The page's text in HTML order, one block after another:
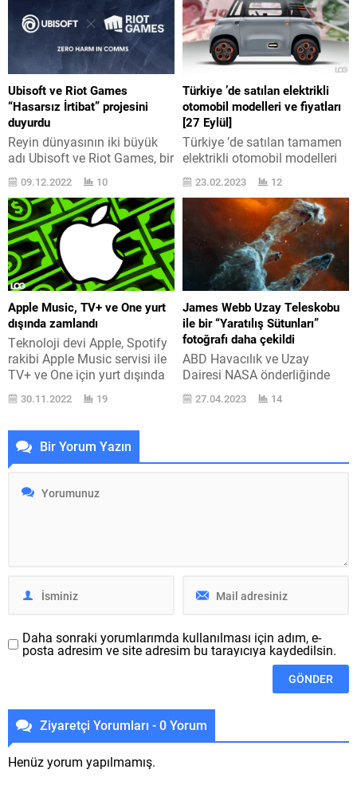
kasım ayında iki yeni ürün
daha karşımıza çıkarmaya
hazırlanıyor rivayeti ile
gündeme geliyordu. Ortaya
atılan o iddialarda kasım
ayında M2 ya da M2 Pro
harekâtçılı yeni...
son yarıyılda uslu telefon
pazarında ehemmiyetli bir
mesele haline gelen, IMEI
balakası değiştirilmiş ya da
başka bir deyişle IMEI ’si
kopyalanmış makinelerle
alakalı olarak yeni tertip...
Ubisoft ve Riot Games
“Hasarsız İrtibat” projesini
duyurdu
Reyin dünyasının iki büyük
adı Ubisoft ve Riot Games, bir
araya gelerek hoş bir adım
attı ve “Hasarsız İrtibat”
projesini duyurdu. Türkiye
pazarına büyük önemseyen
adlar Ubisoft ve Riot Games,
dikkat toplayan “Hasarsız
İrtibat” projeleri hakkında
şunları aktardı: “Çalışma,
reyin içi bilgileri toplayan
sektörler arası paylaşımlı bir
bilgi tabanı ve...
09.12.2022 10
Türkiye ’de satılan elektrikli
otomobil modelleri ve fiyatları
[27 Eylül]
Türkiye ’de satılan tamamen
elektrikli otomobil modelleri
için aktüel fiyatları bir araya
getirdik. 27 Eylül listesinde
çoğalışlar var. İçten yanmalı
motora sahip taşıtların yerini
almaya başlayan elektrikli
otomobil modellerinin rakamı
yurt dışında olduğu gibi
Türkiye ’de de çoğalıyor. Bu
vaziyet hoş ancak rakamın
çoğalması ne yazık ki
fiyatların alta inmesini...
23.02.2023 12
Apple Music, TV+ ve One yurt
dışında zamlandı
Teknoloji devi Apple, Spotify
rakibi Apple Music servisi ile
TV+ ve One için yurt dışında
zam kararı aldıklarını
duyurdu. Apple Music, Apple
kutularının ABD maliyetleri
bugün biraz daha yüksek
hale geldi. Music tarafında
bireysel kutuya 1 dolar, aile
tasarısına ise 2 dolarlık bir
30.11.2022 19
James Webb Uzay Teleskobu
ile bir “Yaratılış Sütunları”
fotoğrafı daha çekildi
ABD Havacılık ve Uzay
Dairesi NASA önderliğinde
geliştirilen James Webb Uzay
Teleskobu ile çekilen resimler
bölgesinde...
27.04.2023 14
Bir Yorum Yazın
Daha sonraki yorumlarımda kullanılması için adım, e-
posta adresim ve site adresim bu tarayıcıya kaydedilsin.
Ziyaretçi Yorumları - 0 Yorum
Henüz yorum yapılmamış.